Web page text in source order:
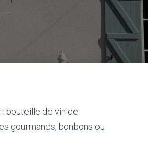
bouteille de vin de
gourmands, bonbons ou